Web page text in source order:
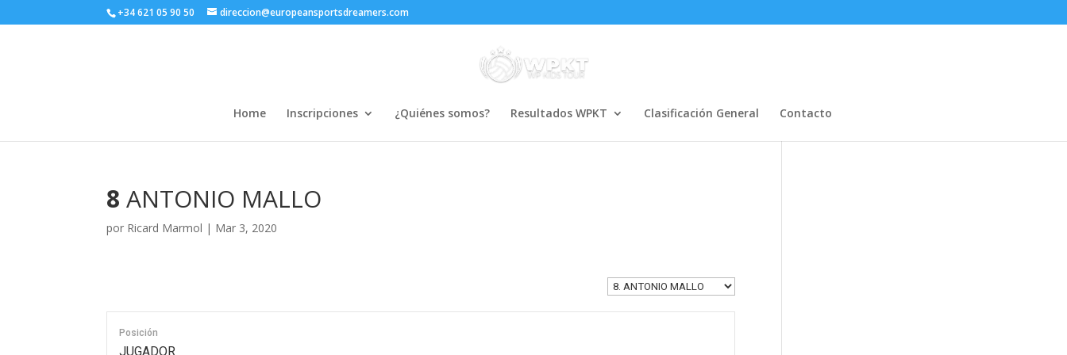
+34 621 05 90 50 direccion@europeansportsdreamers.com
Home Inscripciones ¿Quiénes somos? Resultados WPKT Clasificación General Contacto
8 ANTONIO MALLO
por Ricard Marmol | Mar 3, 2020
Posición
JUGADOR